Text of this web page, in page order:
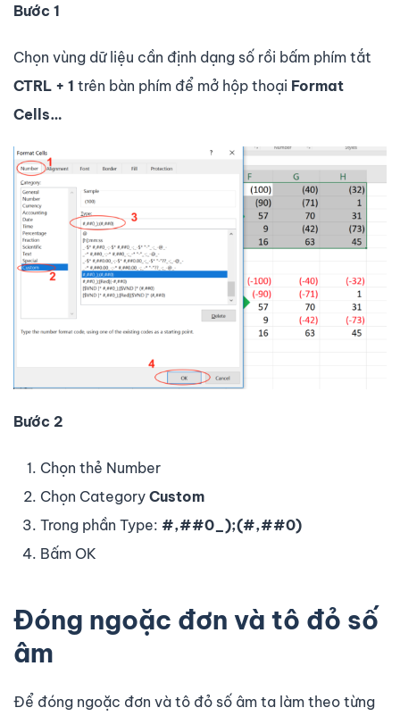
Bước 1
Chọn vùng dữ liệu cần định dạng số rồi bấm phím tắt
CTRL + 1 trên bàn phím để mở hộp thoại Format
Cells…
Bước 2
Chọn thẻ Number
Chọn Category Custom
Trong phần Type: #,##0_);(#,##0)
Bấm OK
Đóng ngoặc đơn và tô đỏ số
âm
Để đóng ngoặc đơn và tô đỏ số âm ta làm theo từng